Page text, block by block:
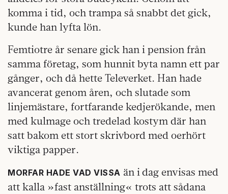
komma i tid, och trampa så snabbt det gick,
kunde han lyfta lön.
Femtiotre år senare gick han i pension från
samma företag, som hunnit byta namn ett par
gånger, och då hette Televerket. Han hade
avancerat genom åren, och slutade som
linjemästare, fortfarande kedjerökande, men
med kulmage och tredelad kostym där han
satt bakom ett stort skrivbord med oerhört
viktiga papper.
MORFAR HADE VAD VISSA än i dag envisas med
att kalla »fast anställning« trots att sådana